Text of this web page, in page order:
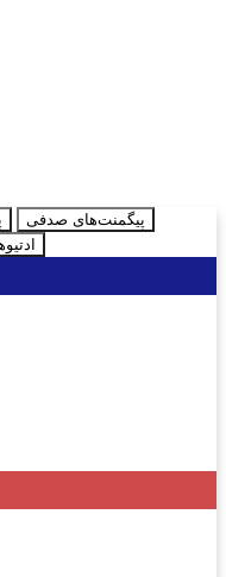
پیگمنت‌های صدفی